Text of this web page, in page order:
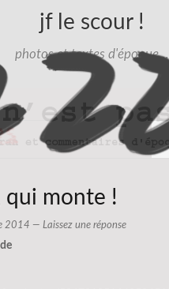
jf le scour !
photos et textes d'époque…
monte !
2014 — Laissez une réponse